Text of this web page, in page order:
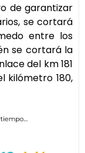
de garantizar
se cortará
entre los
se cortará la
del km 181
kilómetro 180,